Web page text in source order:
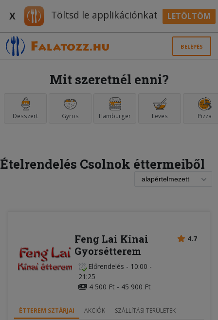
X Töltsd le applikációnkat LETÖLTÖM
BELÉPÉS
Mit szeretnél enni?
Desszert Gyros Hamburger Leves Pizza
Ételrendelés Csolnok éttermeiből
4.7
Feng Lai Kínai
Gyorsétterem
Előrendelés - 10:00 -
21:25
4 500 Ft - 45 900 Ft
ÉTTEREM SZTÁRJAI AKCIÓK SZÁLLÍTÁSI TERÜLETEK